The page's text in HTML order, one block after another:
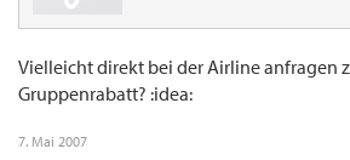
Vielleicht direkt bei der Airline anfragen
Gruppenrabatt? :idea:
7. Mai 2007